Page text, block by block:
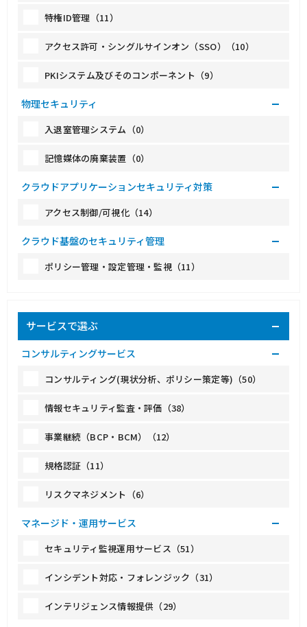
特権ID管理（11）
アクセス許可・シングルサインオン（SSO）（10）
PKIシステム及びそのコンポーネント（9）
物理セキュリティ
入退室管理システム（0）
記憶媒体の廃棄装置（0）
クラウドアプリケーションセキュリティ対策
アクセス制御/可視化（14）
クラウド基盤のセキュリティ管理
ポリシー管理・設定管理・監視（11）
サービスで選ぶ
コンサルティングサービス
コンサルティング(現状分析、ポリシー策定等)（50）
情報セキュリティ監査・評価（38）
事業継続（BCP・BCM）（12）
規格認証（11）
リスクマネジメント（6）
マネージド・運用サービス
セキュリティ監視運用サービス（51）
インシデント対応・フォレンジック（31）
インテリジェンス情報提供（29）